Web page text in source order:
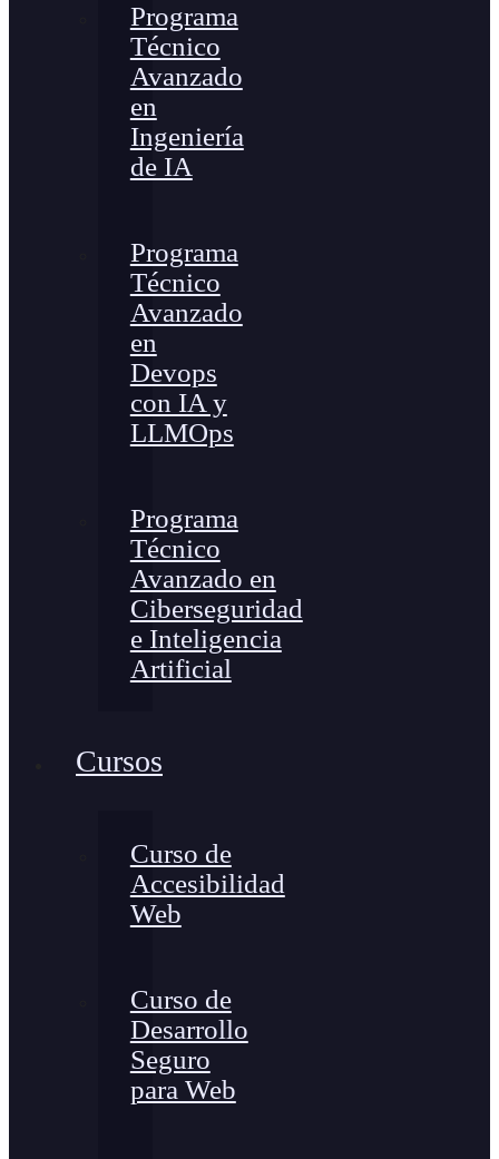
Programa
Técnico
Avanzado
en
Ingeniería
de IA
Programa
Técnico
Avanzado
en
Devops
con IA y
LLMOps
Programa
Técnico
Avanzado en
Ciberseguridad
e Inteligencia
Artificial
Cursos
Curso de
Accesibilidad
Web
Curso de
Desarrollo
Seguro
para Web